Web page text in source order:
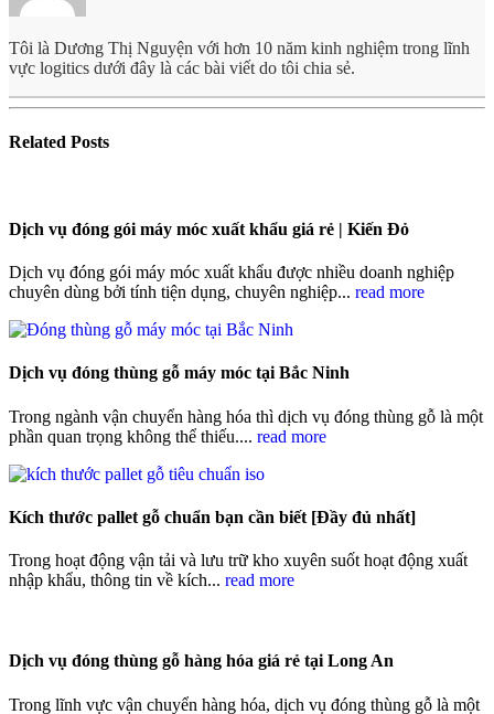
Tôi là Dương Thị Nguyện với hơn 10 năm kinh nghiệm trong lĩnh
vực logitics dưới đây là các bài viết do tôi chia sẻ.
Related Posts
Dịch vụ đóng gói máy móc xuất khẩu giá rẻ | Kiến Đỏ
Dịch vụ đóng gói máy móc xuất khẩu được nhiều doanh nghiệp
chuyên dùng bởi tính tiện dụng, chuyên nghiệp... read more
Dịch vụ đóng thùng gỗ máy móc tại Bắc Ninh
Trong ngành vận chuyển hàng hóa thì dịch vụ đóng thùng gỗ là một
phần quan trọng không thể thiếu.... read more
Kích thước pallet gỗ chuẩn bạn cần biết [Đầy đủ nhất]
Trong hoạt động vận tải và lưu trữ kho xuyên suốt hoạt động xuất
nhập khẩu, thông tin về kích... read more
Dịch vụ đóng thùng gỗ hàng hóa giá rẻ tại Long An
Trong lĩnh vực vận chuyển hàng hóa, dịch vụ đóng thùng gỗ là một